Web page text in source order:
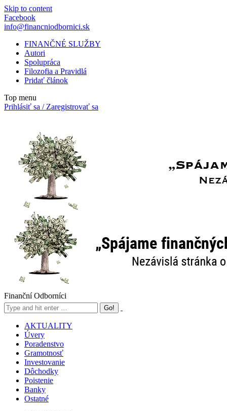
Skip to content
Facebook
info@financniodbornici.sk
FINANČNÉ SLUŽBY
Autori
Spolupráca
Filozofia a Pravidlá
Pridať článok
Top menu
Prihlásiť sa / Zaregistrovať sa
Finanční Odborníci
AKTUALITY
Úvery
Poradenstvo
Gramotnosť
Investovanie
Dôchodky
Poistenie
Banky
Ostatné